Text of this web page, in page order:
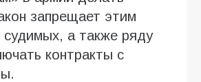
запрещает этим
судимых, а также ряду
контракты с